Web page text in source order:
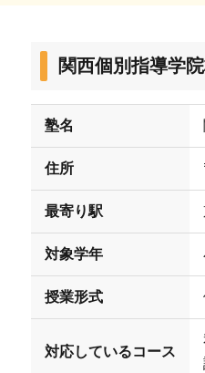
関西個別指導学
塾名
住所
最寄り駅
対象学年
授業形式
対応しているコース